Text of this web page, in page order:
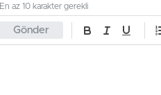
Gönder
En az 10 karakter gerekli